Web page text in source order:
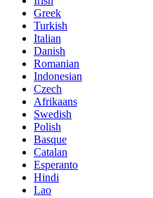
Greek
Turkish
Italian
Danish
Romanian
Indonesian
Czech
Afrikaans
Swedish
Polish
Basque
Catalan
Esperanto
Hindi
Lao